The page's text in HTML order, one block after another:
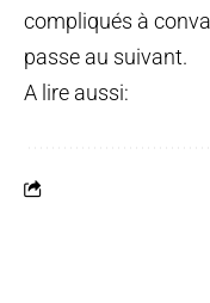
compliqués à
passe au suivant.
A lire aussi: